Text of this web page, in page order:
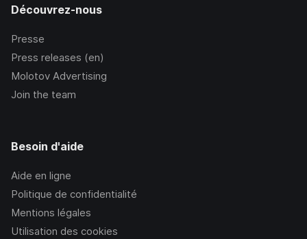
Découvrez-nous
Presse
Press releases (en)
Molotov Advertising
Join the team
Besoin d'aide
Aide en ligne
Politique de confidentialité
Mentions légales
Utilisation des cookies